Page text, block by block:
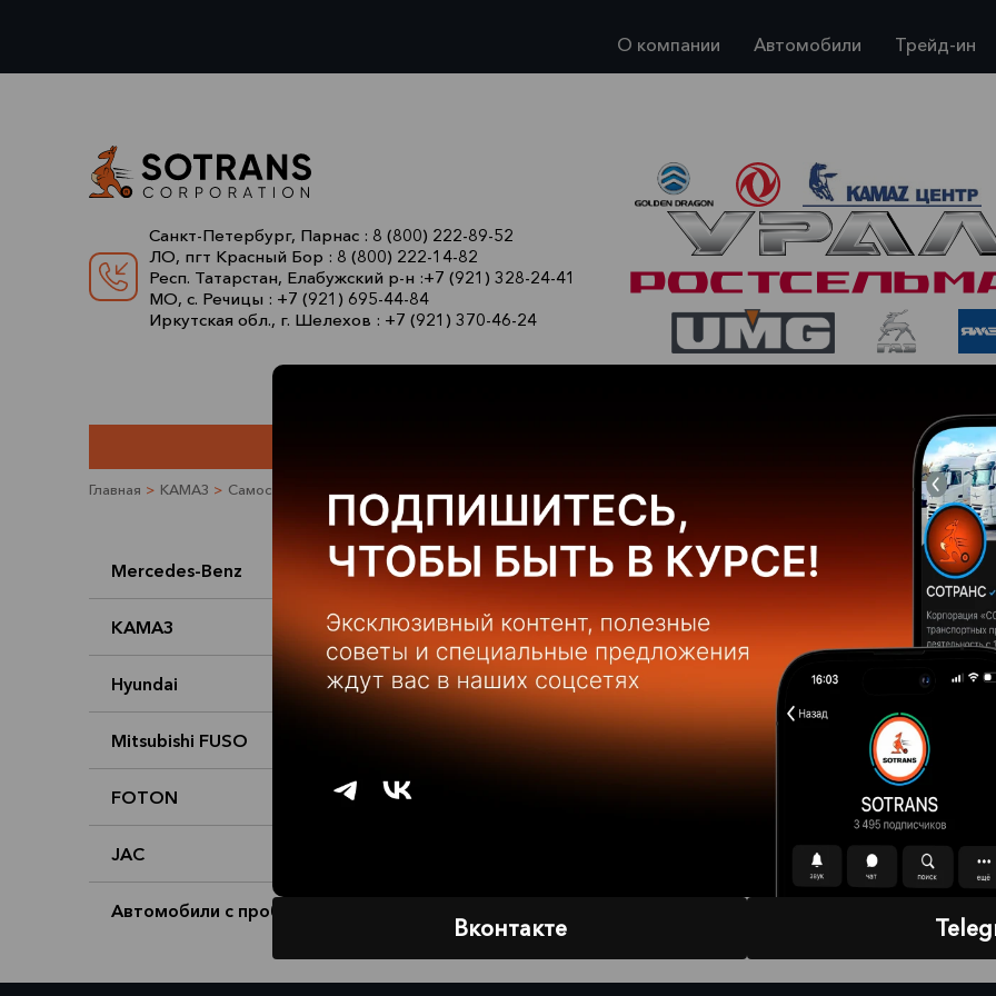
О компании Автомобили Трейд-ин
Санкт-Петербург, Парнас : 8 (800) 222-89-52
ЛО, пгт Красный Бор : 8 (800) 222-14-82
Респ. Татарстан, Елабужский р-н :+7 (921) 328-24-41
МО, с. Речицы : +7 (921) 695-44-84
Иркутская обл., г. Шелехов : +7 (921) 370-46-24
Главная > КАМАЗ > Самосвалы
Mercedes-Benz
КАМАЗ
Hyundai
Mitsubishi FUSO
FOTON
JAC
Автомобили с пробегом
Сортировка: цена (по возрастанию) цена (по убыванию)
Вконтакте